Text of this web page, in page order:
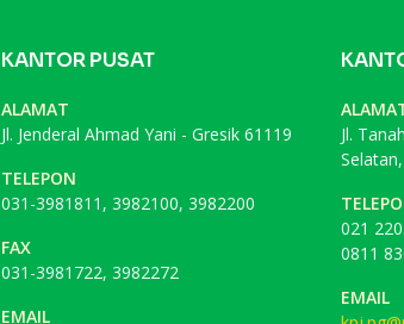
KANTOR PUSAT
ALAMAT
Jl. Jenderal Ahmad Yani - Gresik 61119
TELEPON
031-3981811, 3982100, 3982200
FAX
031-3981722, 3982272
EMAIL
Jl.
021
0811
EMAIL